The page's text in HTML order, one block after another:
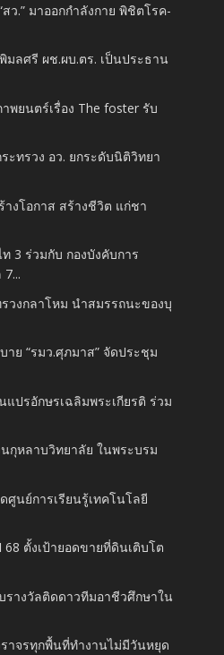
สว.” มาออกกำลังกาย พิชิตโรค-
มลศรี ผช.ผบ.ตร. เป็นประธาน
พยนตร์เรื่อง The foster รับ
ะทรวง อว. ยกระดับนิติวิทยา
างโอกาส สร้างชีวิต แก่ชา
3 ร่วมกับ กองบังคับการ
วงกลาโหม นำสมรรถนะของบุ
ย “รมว.ศุภมาส” จัดประชุม
ปรอักษรเฉลิมพระเกียรติ ร่วม
กุหลาบวิทยาลัย ในพระบรม
ศูนย์การเรียนรู้เทคโนโลยี
ตั้งเป้ายอดขายที่ดินเติบโต
รางวัลติดดาวทีมอาชีวศึกษาใน
าจรทุกพื้นที่ทำงานไม่มีวันหยุด